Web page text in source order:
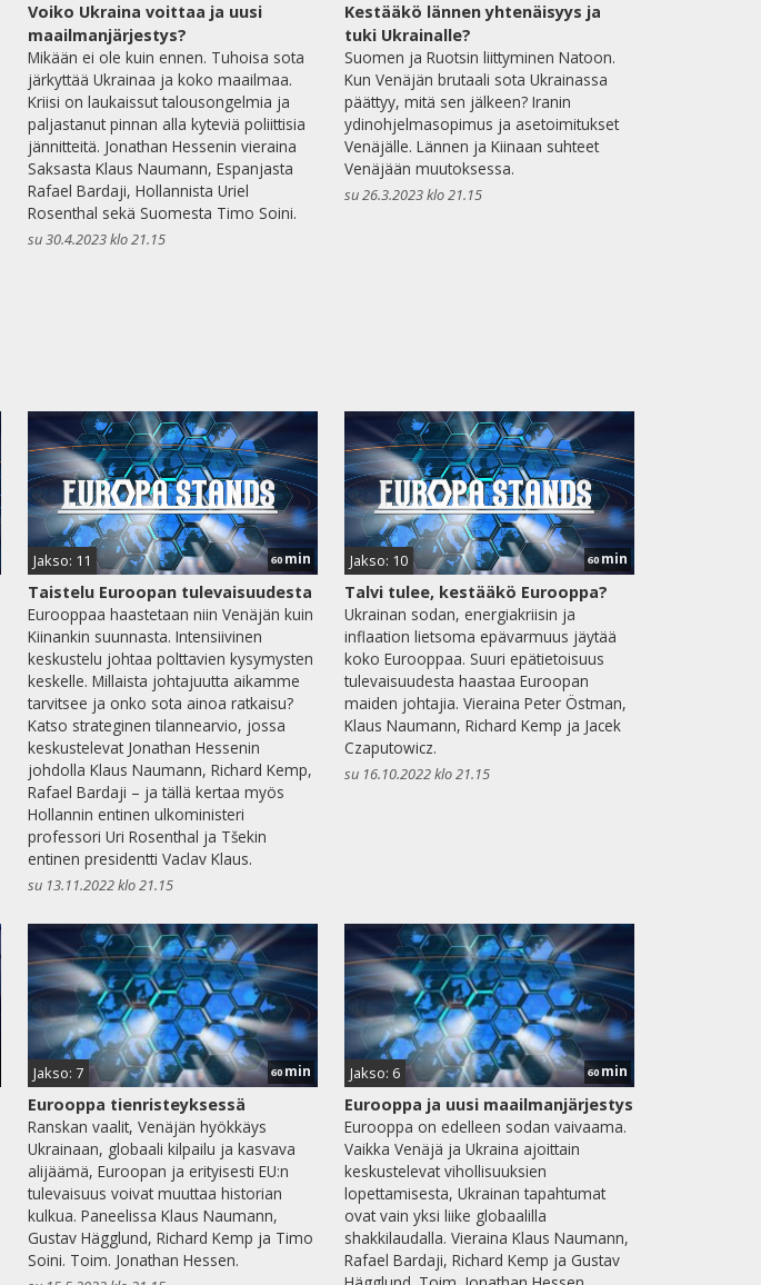
Voiko Ukraina voittaa ja uusi
maailmanjärjestys?
Mikään ei ole kuin ennen. Tuhoisa sota
järkyttää Ukrainaa ja koko maailmaa.
Kriisi on laukaissut talousongelmia ja
paljastanut pinnan alla kyteviä poliittisia
jännitteitä. Jonathan Hessenin vieraina
Saksasta Klaus Naumann, Espanjasta
Rafael Bardaji, Hollannista Uriel
Rosenthal sekä Suomesta Timo Soini.
su 30.4.2023 klo 21.15
Kestääkö lännen yhtenäisyys ja
tuki Ukrainalle?
Suomen ja Ruotsin liittyminen Natoon.
Kun Venäjän brutaali sota Ukrainassa
päättyy, mitä sen jälkeen? Iranin
ydinohjelmasopimus ja asetoimitukset
Venäjälle. Lännen ja Kiinaan suhteet
Venäjään muutoksessa.
su 26.3.2023 klo 21.15
Jakso: 11 60min
Taistelu Euroopan tulevaisuudesta
Eurooppaa haastetaan niin Venäjän kuin
Kiinankin suunnasta. Intensiivinen
keskustelu johtaa polttavien kysymysten
keskelle. Millaista johtajuutta aikamme
tarvitsee ja onko sota ainoa ratkaisu?
Katso strateginen tilannearvio, jossa
keskustelevat Jonathan Hessenin
johdolla Klaus Naumann, Richard Kemp,
Rafael Bardaji – ja tällä kertaa myös
Hollannin entinen ulkoministeri
professori Uri Rosenthal ja Tšekin
entinen presidentti Vaclav Klaus.
su 13.11.2022 klo 21.15
Jakso: 10 60min
Talvi tulee, kestääkö Eurooppa?
Ukrainan sodan, energiakriisin ja
inflaation lietsoma epävarmuus jäytää
koko Eurooppaa. Suuri epätietoisuus
tulevaisuudesta haastaa Euroopan
maiden johtajia. Vieraina Peter Östman,
Klaus Naumann, Richard Kemp ja Jacek
Czaputowicz.
su 16.10.2022 klo 21.15
Jakso: 7 60min
Eurooppa tienristeyksessä
Ranskan vaalit, Venäjän hyökkäys
Ukrainaan, globaali kilpailu ja kasvava
alijäämä, Euroopan ja erityisesti EU:n
tulevaisuus voivat muuttaa historian
kulkua. Paneelissa Klaus Naumann,
Gustav Hägglund, Richard Kemp ja Timo
Soini. Toim. Jonathan Hessen.
Jakso: 6 60min
Eurooppa ja uusi maailmanjärjestys
Eurooppa on edelleen sodan vaivaama.
Vaikka Venäjä ja Ukraina ajoittain
keskustelevat vihollisuuksien
lopettamisesta, Ukrainan tapahtumat
ovat vain yksi liike globaalilla
shakkilaudalla. Vieraina Klaus Naumann,
Rafael Bardaji, Richard Kemp ja Gustav